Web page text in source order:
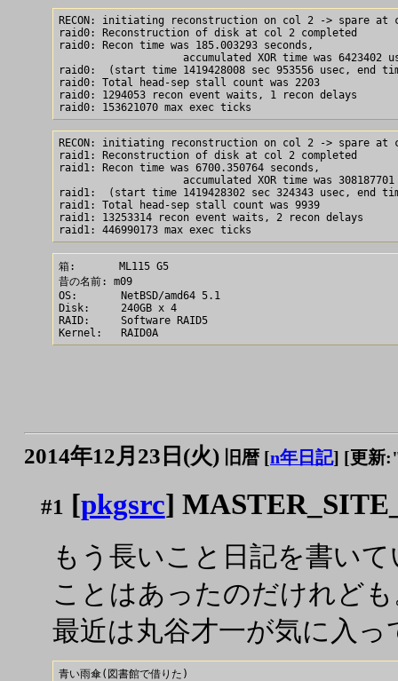
RECON: initiating reconstruction on col 2 -> spare at
raid0: Reconstruction of disk at col 2 completed
raid0: Recon time was 185.003293 seconds,
accumulated XOR time was 6423402
raid0:  (start time 1419428008 sec 953556 usec, end
raid0: Total head-sep stall count was 2203
raid0: 1294053 recon event waits, 1 recon delays
RECON: initiating reconstruction on col 2 -> spare at
raid1: Reconstruction of disk at col 2 completed
raid1: Recon time was 6700.350764 seconds,
accumulated XOR time was
raid1:  (start time 1419428302 sec 324343 usec, end
raid1: Total head-sep stall count was 9939
raid1: 13253314 recon event waits, 2 recon delays
箱:       ML115 G5
昔の名前: m09
OS:       NetBSD/amd64 5.1
Disk:     240GB x 4
RAID:	  Software RAID5
2014年12月23日(火) 旧暦 [n年日記] [更新
#1 [pkgsrc]
もう長いこと日記を書い
ことはあったのだけれど
最近は丸谷才一が気に入
青い雨傘(図書館で借りた)